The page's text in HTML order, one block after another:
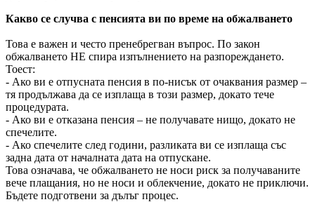
Какво се случва с пенсията ви по време на обжалването
Това е важен и често пренебрегван въпрос. По закон
обжалването НЕ спира изпълнението на разпореждането.
Тоест:
- Ако ви е отпусната пенсия в по-нисък от очаквания размер –
тя продължава да се изплаща в този размер, докато тече
процедурата.
- Ако ви е отказана пенсия – не получавате нищо, докато не
спечелите.
- Ако спечелите след години, разликата ви се изплаща със
задна дата от началната дата на отпускане.
Това означава, че обжалването не носи риск за получаваните
вече плащания, но не носи и облекчение, докато не приключи.
Бъдете подготвени за дълъг процес.